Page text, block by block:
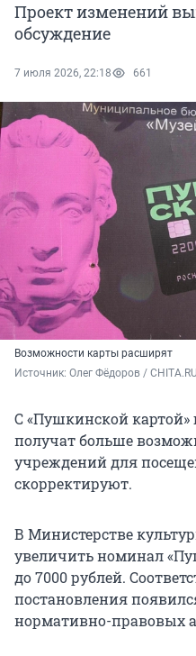
Проект изменений
обсуждение
7 июля 2026, 22:18 661
Возможности карты расширят
Источник: Олег Фёдоров / CHITA.RU
С «Пушкинской картой»
получат больше
учреждений для
скорректируют.
В Министерстве
увеличить номинал
до 7000 рублей.
постановления
нормативно-правовых